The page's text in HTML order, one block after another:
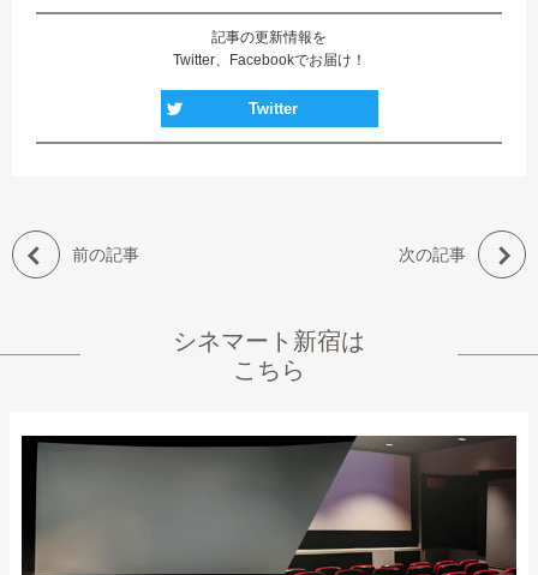
記事の更新情報を
Twitter、Facebookでお届け！
Twitter
前の記事 次の記事
シネマート新宿は
こちら